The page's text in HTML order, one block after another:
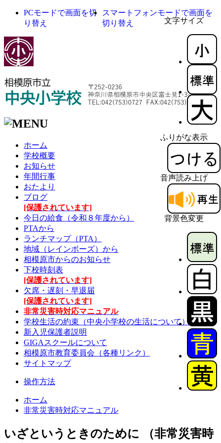
文字サイズ
ふりがな表示
音声読み上げ
背景色変更
PCモードで画面を切
り替え
スマートフォンモードで画面を
切り替え
ホーム
学校概要
お知らせ
年間行事
おたより
ブログ
[保護されています]
今日の給食（令和８年度から）
PTAから
ランチマップ（PTA）
地域（レインボーズ）から
相模原市からのお知らせ
下校時刻表
[保護されています]
欠席・遅刻・早退届
[保護されています]
非常災害時対応マニュアル
学校生活の約束（中央小学校の生活について）
新入児保護者説明
GIGAスクールについて
相模原市教育委員会（各種リンク）
サイトマップ
操作方法
ホーム
非常災害時対応マニュアル
いざというときのために （非常災害時